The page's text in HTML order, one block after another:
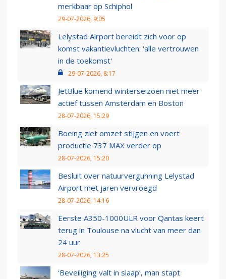
merkbaar op Schiphol
29-07-2026, 9:05
Lelystad Airport bereidt zich voor op
komst vakantievluchten: 'alle vertrouwen
in de toekomst'
29-07-2026, 8:17
JetBlue komend winterseizoen niet meer
actief tussen Amsterdam en Boston
28-07-2026, 15:29
Boeing ziet omzet stijgen en voert
productie 737 MAX verder op
28-07-2026, 15:20
Besluit over natuurvergunning Lelystad
Airport met jaren vervroegd
28-07-2026, 14:16
Eerste A350-1000ULR voor Qantas keert
terug in Toulouse na vlucht van meer dan
24 uur
28-07-2026, 13:25
‘Beveiliging valt in slaap’, man stapt